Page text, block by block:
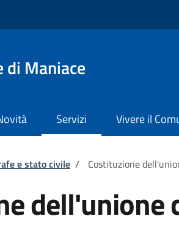
di Maniace
Servizi Vivere il
e stato civile / Costituzione
dell'unione